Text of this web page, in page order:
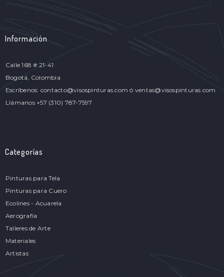
Información
Calle 168 # 21-41
Bogotá, Colombia
Escríbenos: contacto@visospinturas.com ó ventas@visospinturas.com
Llámanos +57 (310) 787-7597
Categorías
Pinturas para Tela
Pinturas para Cuero
Ecolines - Acuarela
Aerografía
Talleres de Arte
Materiales
Artistas